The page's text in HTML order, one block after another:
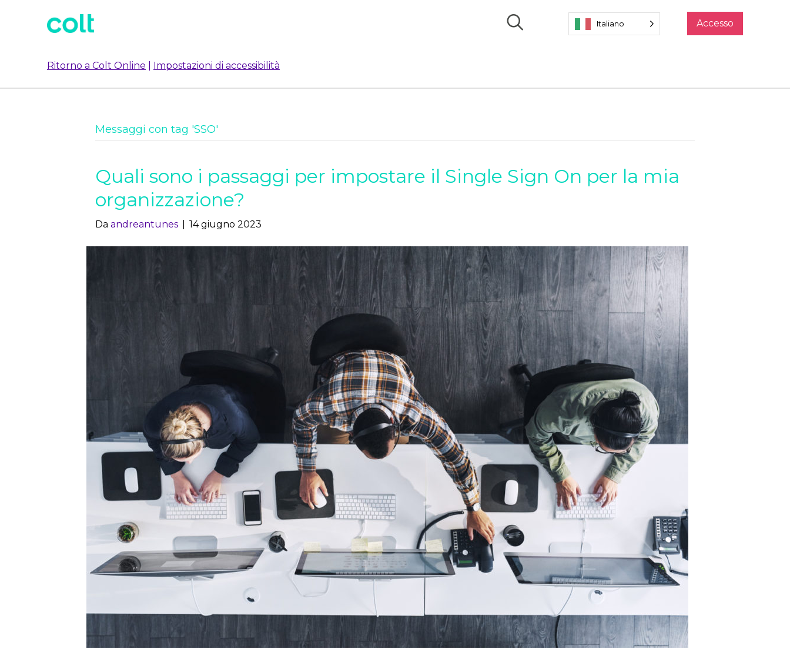
Italiano Accesso
Ritorno a Colt Online Impostazioni di accessibilità
Messaggi con tag 'SSO'
Quali sono i passaggi per impostare il Single Sign On per la mia
organizzazione?
Da andreantunes 14 giugno 2023